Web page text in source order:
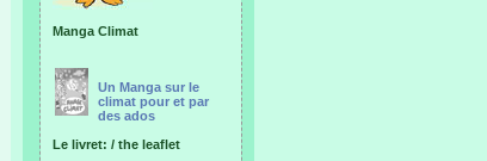
Manga Climat
Un Manga sur le
climat pour et par
des ados
Le livret: / the leaflet